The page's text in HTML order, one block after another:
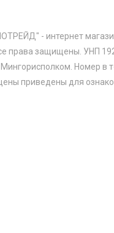
- интернет
права защищены. УНП
Номер в
приведены для